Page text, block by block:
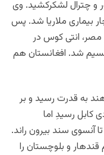
و چترال لشکرکشید. وی
بیماری ملاریا شد. پس
انتی کوس در
شد. افغانستان هم
ها در سال ۳۲۴ در هند به قدرت رسید و بر
کابل رسیدِ اما
آنسوی سند بیرون راند.
و بلوچستان را